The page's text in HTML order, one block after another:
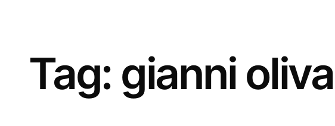
Tag: gianni oliva